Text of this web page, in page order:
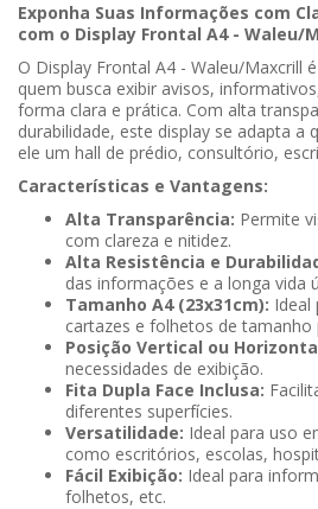
Exponha Suas Informações com
com o Display Frontal A4 - Waleu/
O Display Frontal A4 - Waleu/Maxcrill
quem busca exibir avisos,
forma clara e prática. Com alta
durabilidade, este display se adapta a
ele um hall de prédio, consultório,
Características e Vantagens:
Alta Transparência: Permite
com clareza e nitidez.
Alta Resistência e
das informações e a longa vida
Tamanho A4 (23x31cm): Ideal
cartazes e folhetos de tamanho
Posição Vertical ou
necessidades de exibição.
Fita Dupla Face Inclusa:
diferentes superfícies.
Versatilidade: Ideal para uso
como escritórios, escolas,
Fácil Exibição: Ideal para
folhetos, etc.